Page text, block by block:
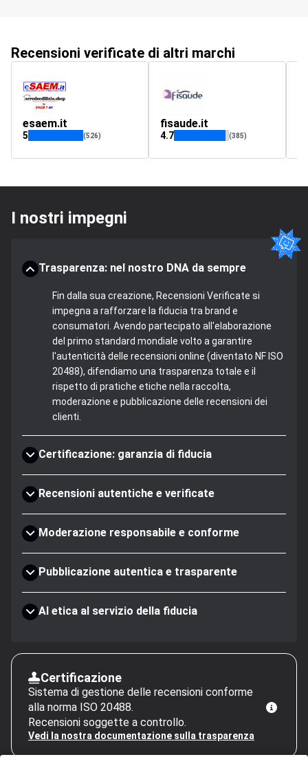
Recensioni verificate di altri marchi
esaem.it
5 (526)
fisaude.it
4.7 (385)
I nostri impegni
Trasparenza: nel nostro DNA da sempre
Fin dalla sua creazione, Recensioni Verificate si
impegna a rafforzare la fiducia tra brand e
consumatori. Avendo partecipato all'elaborazione
del primo standard mondiale volto a garantire
l'autenticità delle recensioni online (diventato NF ISO
20488), difendiamo una trasparenza totale e il
rispetto di pratiche etiche nella raccolta,
moderazione e pubblicazione delle recensioni dei
clienti.
Certificazione: garanzia di fiducia
Recensioni autentiche e verificate
Moderazione responsabile e conforme
Pubblicazione autentica e trasparente
AI etica al servizio della fiducia
Certificazione
Sistema di gestione delle recensioni conforme
alla norma ISO 20488.
Recensioni soggette a controllo.
Vedi la nostra documentazione sulla trasparenza